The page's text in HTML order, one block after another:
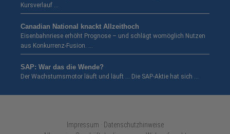
Kursverlauf …
Canadian National knackt Allzeithoch
Eisenbahnriese erhöht Prognose – und schlägt womöglich Nutzen
aus Konkurrenz-Fusion. …
SAP: War das die Wende?
Der Wachstumsmotor läuft und läuft … Die SAP-Aktie hat sich …
Impressum · Datenschutzhinweise